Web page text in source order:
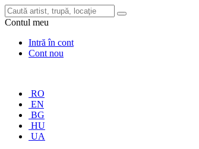
Contul meu
Intră în cont
Cont nou
RO
EN
BG
HU
UA